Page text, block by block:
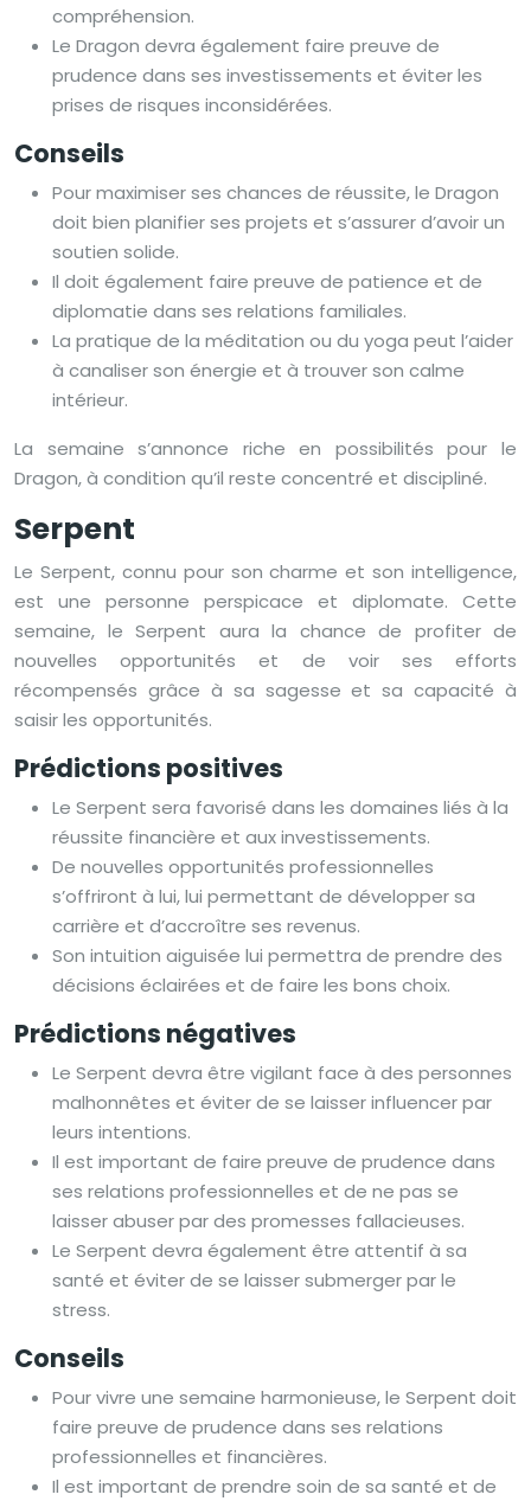
compréhension.
Le Dragon devra également faire preuve de
prudence dans ses investissements et éviter les
prises de risques inconsidérées.
Conseils
Pour maximiser ses chances de réussite, le Dragon
doit bien planifier ses projets et s’assurer d’avoir un
soutien solide.
Il doit également faire preuve de patience et de
diplomatie dans ses relations familiales.
La pratique de la méditation ou du yoga peut l’aider
à canaliser son énergie et à trouver son calme
intérieur.
La semaine s’annonce riche en possibilités pour le
Dragon, à condition qu’il reste concentré et discipliné.
Serpent
Le Serpent, connu pour son charme et son intelligence,
est une personne perspicace et diplomate. Cette
semaine, le Serpent aura la chance de profiter de
nouvelles opportunités et de voir ses efforts
récompensés grâce à sa sagesse et sa capacité à
saisir les opportunités.
Prédictions positives
Le Serpent sera favorisé dans les domaines liés à la
réussite financière et aux investissements.
De nouvelles opportunités professionnelles
s’offriront à lui, lui permettant de développer sa
carrière et d’accroître ses revenus.
Son intuition aiguisée lui permettra de prendre des
décisions éclairées et de faire les bons choix.
Prédictions négatives
Le Serpent devra être vigilant face à des personnes
malhonnêtes et éviter de se laisser influencer par
leurs intentions.
Il est important de faire preuve de prudence dans
ses relations professionnelles et de ne pas se
laisser abuser par des promesses fallacieuses.
Le Serpent devra également être attentif à sa
santé et éviter de se laisser submerger par le
stress.
Conseils
Pour vivre une semaine harmonieuse, le Serpent doit
faire preuve de prudence dans ses relations
professionnelles et financières.
Il est important de prendre soin de sa santé et de